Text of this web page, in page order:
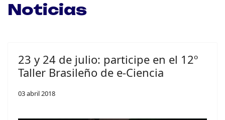
Noticias
23 y 24 de julio: participe en el 12º
Taller Brasileño de e-Ciencia
03 abril 2018